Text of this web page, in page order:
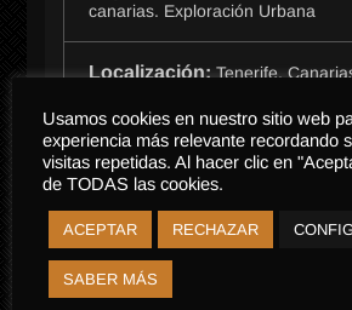
canarias. Exploración Urbana
Localización:Tenerife,
Biografía:
Curioso hasta la médula, este
puede vivir sin aprender algo
mitología y las leyendas. Disfruto
llenos de vida, ahora lucen
tiempo y el abandono. Saber
Usamos cookies en nuestro sitio web
experiencia más relevante recordando
visitas repetidas. Al hacer clic en
de TODAS las cookies.
ACEPTAR RECHAZAR
SABER MÁS